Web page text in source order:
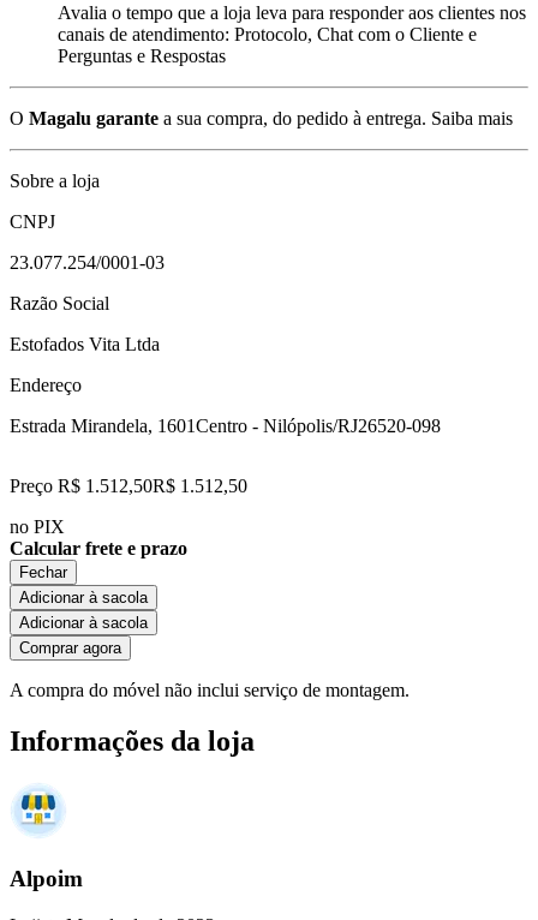
Avalia o tempo que a loja leva para responder aos clientes nos
canais de atendimento: Protocolo, Chat com o Cliente e
Perguntas e Respostas
O Magalu garante a sua compra, do pedido à entrega. Saiba mais
Sobre a loja
CNPJ
23.077.254/0001-03
Razão Social
Estofados Vita Ltda
Endereço
Estrada Mirandela, 1601Centro - Nilópolis/RJ26520-098
Preço R$ 1.512,50R$ 1.512,50
no PIX
Calcular frete e prazo
Fechar
Adicionar à sacola
Adicionar à sacola
Comprar agora
A compra do móvel não inclui serviço de montagem.
Informações da loja
Alpoim